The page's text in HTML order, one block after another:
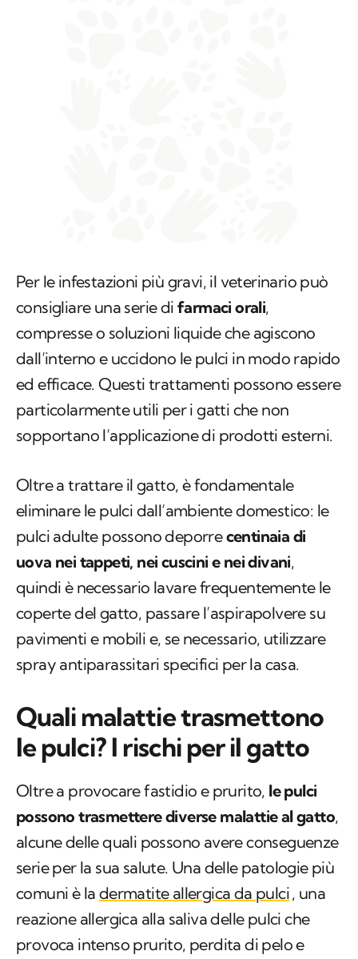
Per le infestazioni più gravi, il veterinario può
consigliare una serie di farmaci orali,
compresse o soluzioni liquide che agiscono
dall’interno e uccidono le pulci in modo rapido
ed efficace. Questi trattamenti possono essere
particolarmente utili per i gatti che non
sopportano l’applicazione di prodotti esterni.
Oltre a trattare il gatto, è fondamentale
eliminare le pulci dall’ambiente domestico: le
pulci adulte possono deporrecentinaia di
uova nei tappeti, nei cuscini e nei divani,
quindi è necessario lavare frequentemente le
coperte del gatto, passare l’aspirapolvere su
pavimenti e mobili e, se necessario, utilizzare
spray antiparassitari specifici per la casa.
Quali malattie trasmettono
le pulci? I rischi per il gatto
Oltre a provocare fastidio e prurito, le pulci
possono trasmettere diverse malattie al gatto,
alcune delle quali possono avere conseguenze
serie per la sua salute. Una delle patologie più
comuni è la dermatite allergica da pulci, una
reazione allergica alla saliva delle pulci che
provoca intenso prurito, perdita di pelo e